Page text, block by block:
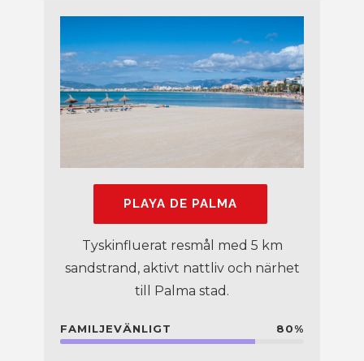
PLAYA DE PALMA
Tyskinfluerat resmål med 5 km
sandstrand, aktivt nattliv och närhet
till Palma stad.
FAMILJEVÄNLIGT 80%